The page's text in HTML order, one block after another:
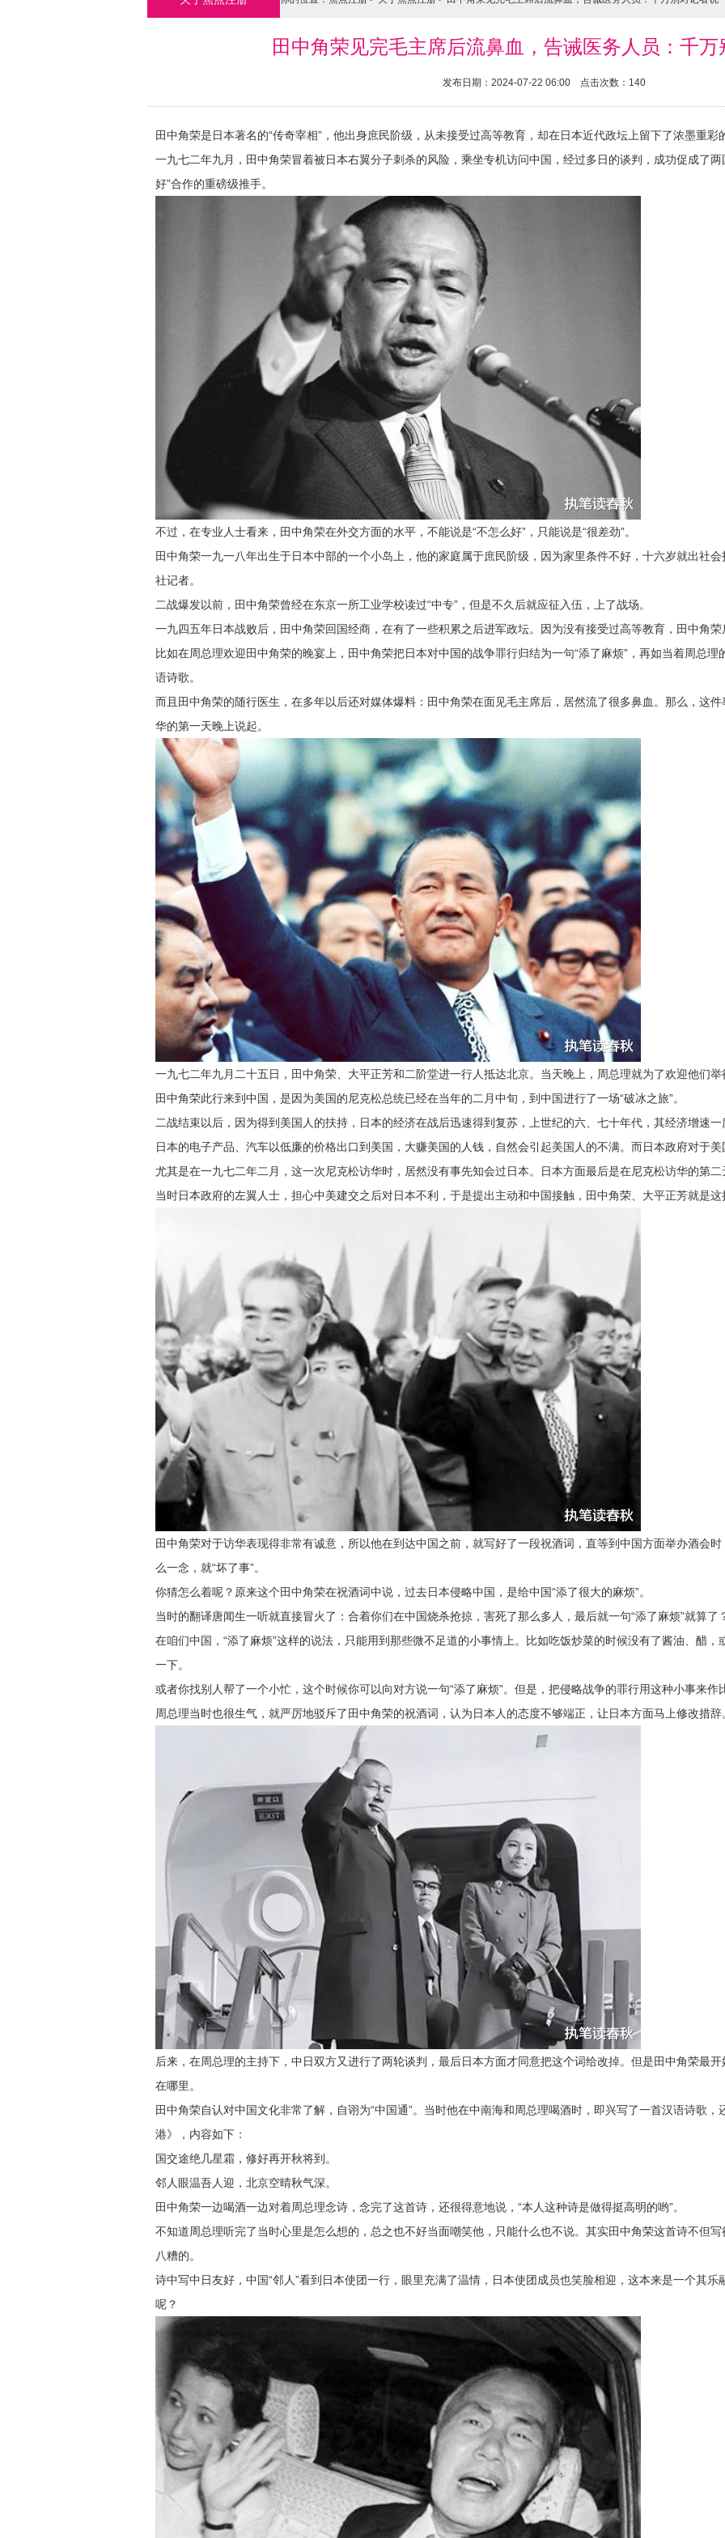
田中角荣见完毛主席后流鼻血，告诫医务人员：千万
发布日期：2024-07-22 06:00 点击次数：140
田中角荣是日本著名的“传奇宰相”，他出身庶民阶级，从未接受过高等教育，却在日本近代政坛上留下了浓墨重彩
一九七二年九月，田中角荣冒着被日本右翼分子刺杀的风险，乘坐专机访问中国，经过多日的谈判，成功促成了
好”合作的重磅级推手。
不过，在专业人士看来，田中角荣在外交方面的水平，不能说是“不怎么好”，只能说是“很差劲”。
田中角荣一九一八年出生于日本中部的一个小岛上，他的家庭属于庶民阶级，因为家里条件不好，十六岁就出社
社记者。
二战爆发以前，田中角荣曾经在东京一所工业学校读过“中专”，但是不久后就应征入伍，上了战场。
一九四五年日本战败后，田中角荣回国经商，在有了一些积累之后进军政坛。因为没有接受过高等教育，田中角荣
比如在周总理欢迎田中角荣的晚宴上，田中角荣把日本对中国的战争罪行归结为一句“添了麻烦”，再如当着周总
语诗歌。
而且田中角荣的随行医生，在多年以后还对媒体爆料：田中角荣在面见毛主席后，居然流了很多鼻血。那么，这
华的第一天晚上说起。
一九七二年九月二十五日，田中角荣、大平正芳和二阶堂进一行人抵达北京。当天晚上，周总理就为了欢迎他们举
田中角荣此行来到中国，是因为美国的尼克松总统已经在当年的二月中旬，到中国进行了一场“破冰之旅”。
二战结束以后，因为得到美国人的扶持，日本的经济在战后迅速得到复苏，上世纪的六、七十年代，其经济增速一
日本的电子产品、汽车以低廉的价格出口到美国，大赚美国的人钱，自然会引起美国人的不满。而日本政府对于美
尤其是在一九七二年二月，这一次尼克松访华时，居然没有事先知会过日本。日本方面最后是在尼克松访华的第二
当时日本政府的左翼人士，担心中美建交之后对日本不利，于是提出主动和中国接触，田中角荣、大平正芳就是这
田中角荣对于访华表现得非常有诚意，所以他在到达中国之前，就写好了一段祝酒词，直等到中国方面举办酒会
么一念，就“坏了事”。
你猜怎么着呢？原来这个田中角荣在祝酒词中说，过去日本侵略中国，是给中国“添了很大的麻烦”。
当时的翻译唐闻生一听就直接冒火了：合着你们在中国烧杀抢掠，害死了那么多人，最后就一句“添了麻烦”就算了
在咱们中国，“添了麻烦”这样的说法，只能用到那些微不足道的小事情上。比如吃饭炒菜的时候没有了酱油、醋
一下。
或者你找别人帮了一个小忙，这个时候你可以向对方说一句“添了麻烦”。但是，把侵略战争的罪行用这种小事来作
周总理当时也很生气，就严厉地驳斥了田中角荣的祝酒词，认为日本人的态度不够端正，让日本方面马上修改措辞
后来，在周总理的主持下，中日双方又进行了两轮谈判，最后日本方面才同意把这个词给改掉。但是田中角荣最
在哪里。
田中角荣自认对中国文化非常了解，自诩为“中国通”。当时他在中南海和周总理喝酒时，即兴写了一首汉语诗歌
港》，内容如下：
国交途绝几星霜，修好再开秋将到。
邻人眼温吾人迎，北京空晴秋气深。
田中角荣一边喝酒一边对着周总理念诗，念完了这首诗，还很得意地说，“本人这种诗是做得挺高明的哟”。
不知道周总理听完了当时心里是怎么想的，总之也不好当面嘲笑他，只能什么也不说。其实田中角荣这首诗不但
八糟的。
诗中写中日友好，中国“邻人”看到日本使团一行，眼里充满了温情，日本使团成员也笑脸相迎，这本来是一个其乐
呢？